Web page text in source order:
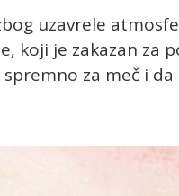
uzavrele
koji je zakazan za
spremno za meč i